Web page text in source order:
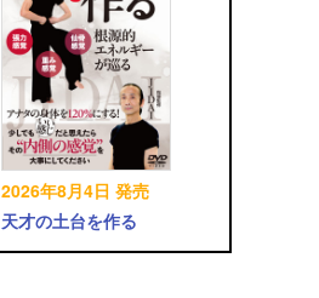
2026年8月4日 発売
天才の土台を作る